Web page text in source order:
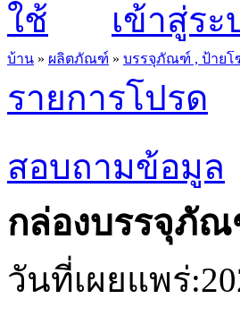
เข้าสู่ร
บ้าน » ผลิตภัณฑ์ » บรรจุภัณฑ์ , ป้าย
รายการโปรด
สอบถามข้อมูล
กล่องบรรจุภัณ
วันที่เผยแพร่